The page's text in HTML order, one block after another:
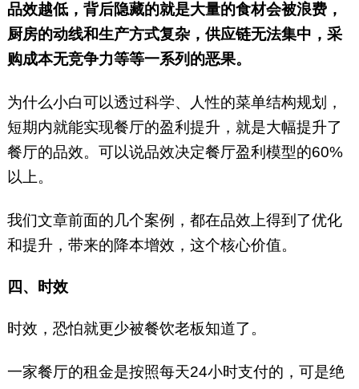
品效越低，背后隐藏的就是大量的食材会被浪费，
厨房的动线和生产方式复杂，供应链无法集中，采
购成本无竞争力等等一系列的恶果。
为什么小白可以透过科学、人性的菜单结构规划，
短期内就能实现餐厅的盈利提升，就是大幅提升了
餐厅的品效。可以说品效决定餐厅盈利模型的60%
以上。
我们文章前面的几个案例，都在品效上得到了优化
和提升，带来的降本增效，这个核心价值。
四、时效
时效，恐怕就更少被餐饮老板知道了。
一家餐厅的租金是按照每天24小时支付的，可是绝